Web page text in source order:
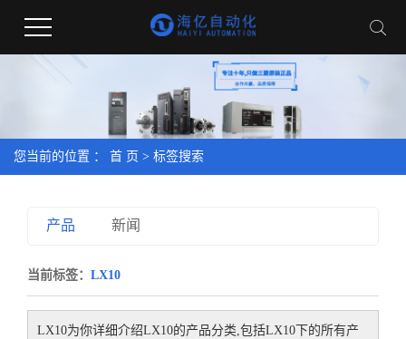
您当前的位置 ： 首 页 > 标签搜索
产品 新闻
当前标签： LX10
LX10为你详细介绍LX10的产品分类,包括LX10 下的所有产